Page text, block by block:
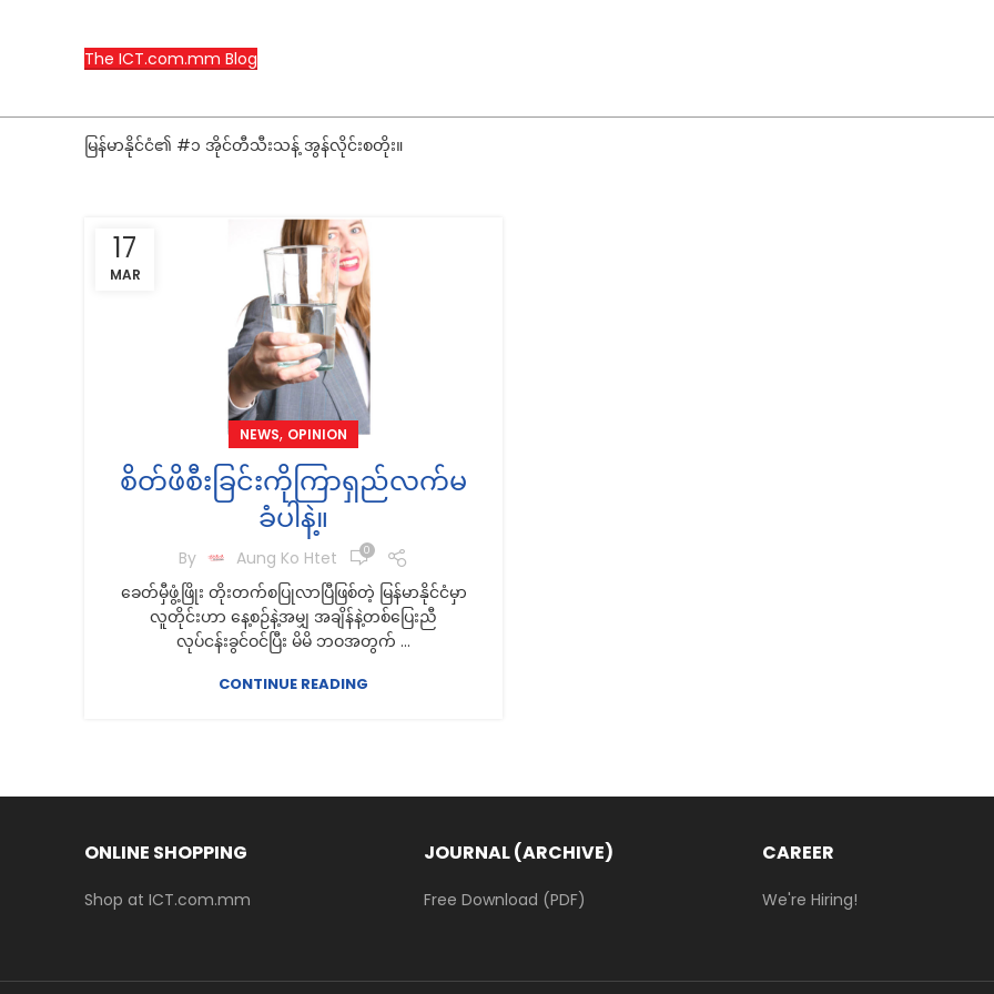
The ICT.com.mm Blog
မြန်မာနိုင်ငံ၏ #၁ အိုင်တီသီးသန့် အွန်လိုင်းစတိုး။
17
MAR
NEWS, OPINION
စိတ်ဖိစီးခြင်းကိုကြာရှည်လက်မ
ခံပါနဲ့။
By Aung Ko Htet 0
ခေတ်မှီဖွံ့ဖြိုး တိုးတက်စပြုလာပြီဖြစ်တဲ့ မြန်မာနိုင်ငံမှာ
လူတိုင်းဟာ နေ့စဉ်နဲ့အမျှ အချိန်နဲ့တစ်ပြေးညီ
လုပ်ငန်းခွင်ဝင်ပြီး မိမိ ဘဝအတွက် ...
CONTINUE READING
ONLINE SHOPPING
Shop at ICT.com.mm
JOURNAL (ARCHIVE)
Free Download (PDF)
CAREER
We're Hiring!